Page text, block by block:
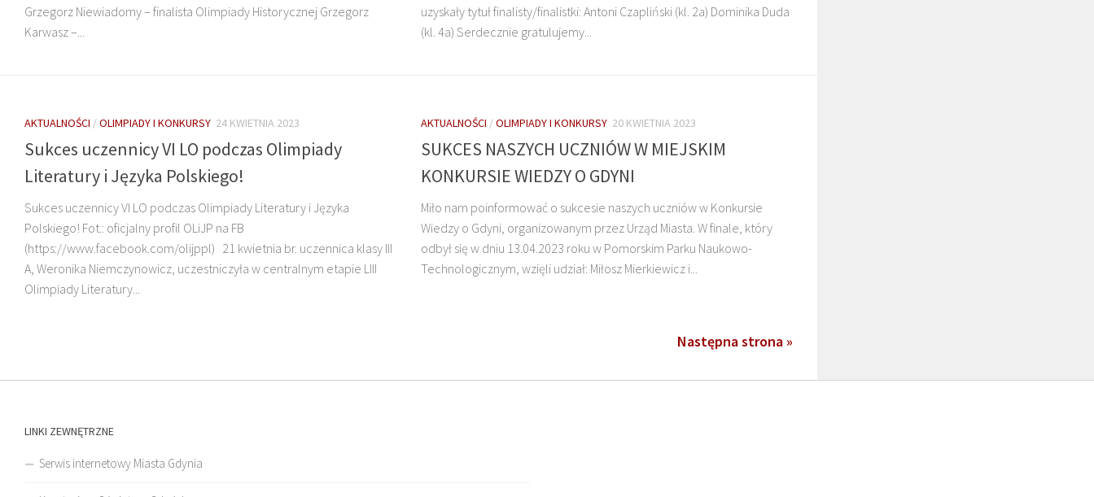
Grzegorz Niewiadomy – finalista Olimpiady Historycznej Grzegorz
Karwasz –...
uzyskały tytuł finalisty/finalistki: Antoni Czapliński (kl. 2a) Dominika Duda
(kl. 4a) Serdecznie gratulujemy...
AKTUALNOŚCI /OLIMPIADY I KONKURSY 24 KWIETNIA 2023
Sukces uczennicy VI LO podczas Olimpiady
Literatury i Języka Polskiego!
Sukces uczennicy VI LO podczas Olimpiady Literatury i Języka
Polskiego! Fot.: oficjalny profil OLiJP na FB
(https://www.facebook.com/olijppl) 21 kwietnia br. uczennica klasy III
A, Weronika Niemczynowicz, uczestniczyła w centralnym etapie LIII
Olimpiady Literatury...
AKTUALNOŚCI /OLIMPIADY I KONKURSY 20 KWIETNIA 2023
SUKCES NASZYCH UCZNIÓW W MIEJSKIM
KONKURSIE WIEDZY O GDYNI
Miło nam poinformować o sukcesie naszych uczniów w Konkursie
Wiedzy o Gdyni, organizowanym przez Urząd Miasta. W finale, który
odbył się w dniu 13.04.2023 roku w Pomorskim Parku Naukowo-
Technologicznym, wzięli udział: Miłosz Mierkiewicz i...
Następna strona »
LINKI ZEWNĘTRZNE
Serwis internetowy Miasta Gdynia